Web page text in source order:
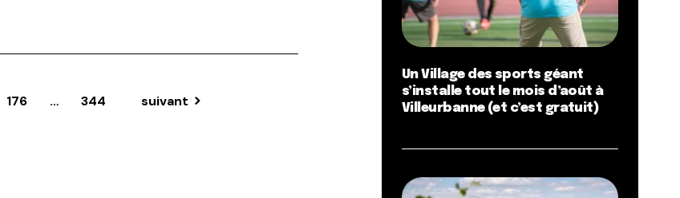
176 … 344 suivant
Un Village des sports géant
s’installe tout le mois d’août à
Villeurbanne (et c’est gratuit)